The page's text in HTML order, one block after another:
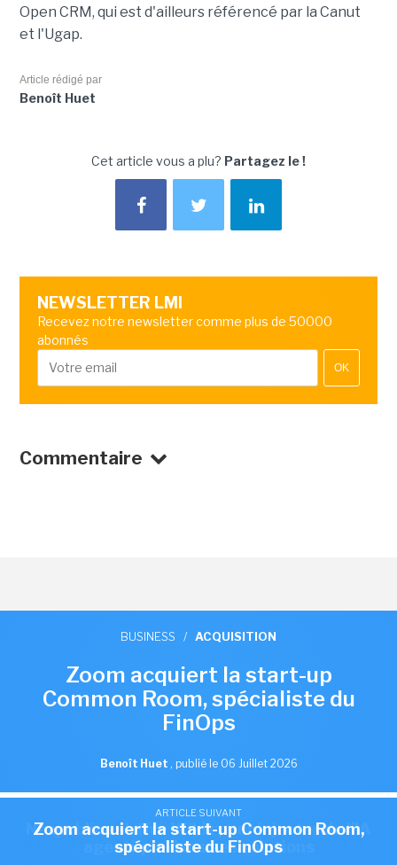
ARTICLE SUIVANT
Nexpublica s'offre Wikit pour injecter de l'IA
agentique dans ses solutions
Open CRM, qui est d'ailleurs référencé par la Canut
et l'Ugap.
Article rédigé par
Benoît Huet
Cet article vous a plu? Partagez le !
NEWSLETTER LMI
Recevez notre newsletter comme plus de 50000
abonnés
OK
Commentaire
ARTICLE SUIVANT
Zoom acquiert la start-up Common Room,
spécialiste du FinOps
BUSINESS / ACQUISITION
Zoom acquiert la start-up
Common Room, spécialiste du
FinOps
Benoît Huet , publié le 06 Juillet 2026
Le spécialiste de la visioconférence a annoncé
le rachat de la start-up Common Room, dont la